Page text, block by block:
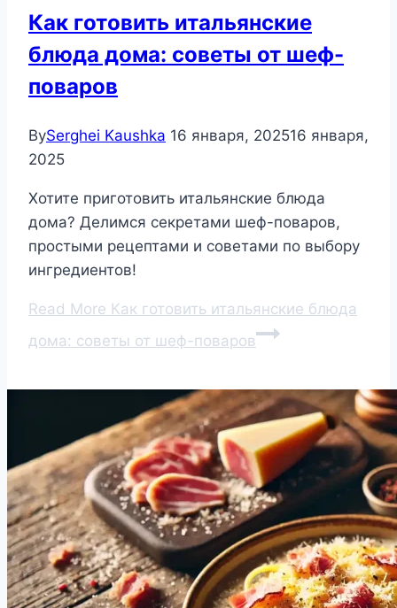
Как готовить итальянские
блюда дома: советы от шеф-
поваров
BySerghei Kaushka 16 января, 202516 января,
2025
Хотите приготовить итальянские блюда
дома? Делимся секретами шеф-поваров,
простыми рецептами и советами по выбору
ингредиентов!
Read More Как готовить итальянские блюда
дома: советы от шеф-поваров